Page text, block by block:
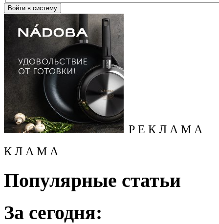
Р Е К Л А М А
К Л А М А
Популярные статьи
За сегодня: